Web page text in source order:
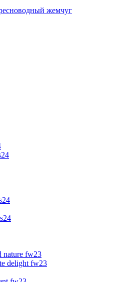
жемчуг
nature fw23
delight fw23